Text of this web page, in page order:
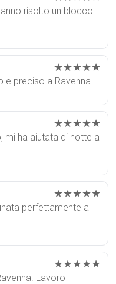
risolto un blocco
★★★★★
e preciso a Ravenna.
★★★★★
mi ha aiutata di notte a
★★★★★
perfettamente a
★★★★★
Lavoro